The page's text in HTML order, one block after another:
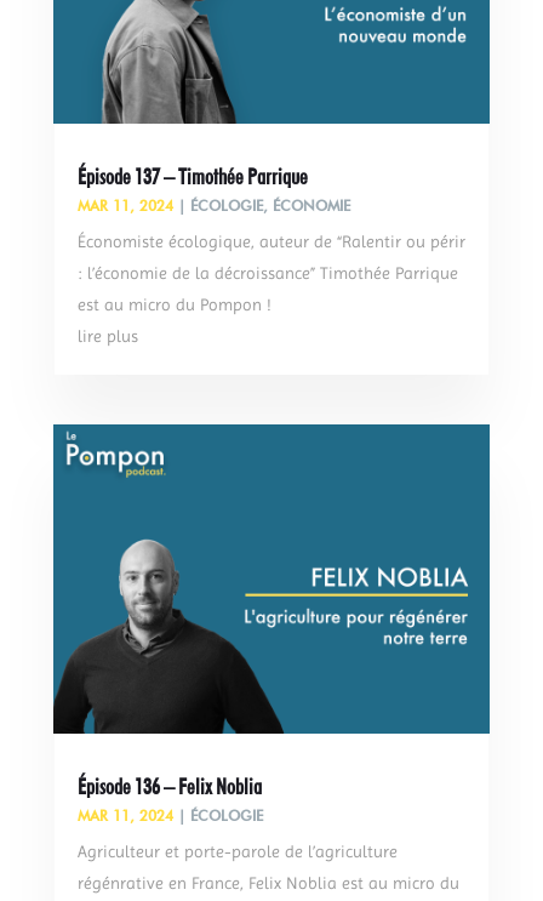
Épisode 137 – Timothée Parrique
MAR 11, 2024| ÉCOLOGIE, ÉCONOMIE
Économiste écologique, auteur de “Ralentir ou périr
: l’économie de la décroissance” Timothée Parrique
est au micro du Pompon !
lire plus
Épisode 136 – Felix Noblia
MAR 11, 2024| ÉCOLOGIE
Agriculteur et porte-parole de l’agriculture
régénrative en France, Felix Noblia est au micro du